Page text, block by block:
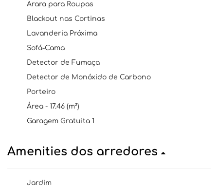
Arara para Roupas
Blackout nas Cortinas
Lavanderia Próxima
Sofá-Cama
Detector de Fumaça
Detector de Monóxido de Carbono
Porteiro
Área - 17.46 (m²)
Garagem Gratuita 1
Amenities dos arredores
Jardim